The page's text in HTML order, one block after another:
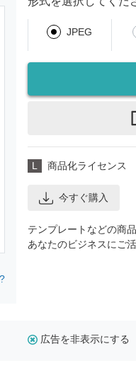
JPEG
L 商品化ライセンス
今すぐ購入
テンプレートなどの商
あなたのビジネスにご
広告を非表示にする